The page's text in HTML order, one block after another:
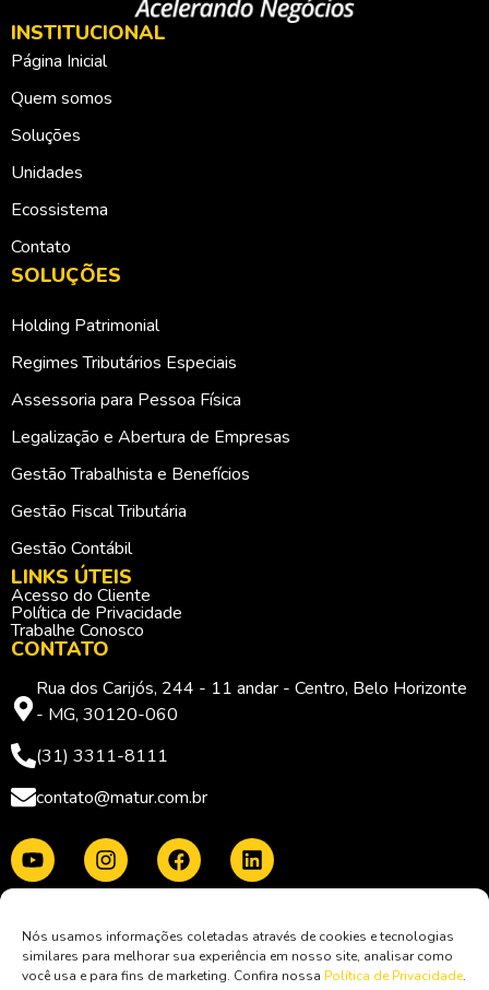
Nós usamos informações coletadas através de cookies e tecnologias
similares para melhorar sua experiência em nosso site, analisar como
você usa e para fins de marketing. Confira nossa Política de Privacidade.
INSTITUCIONAL
Página Inicial
Quem somos
Soluções
Unidades
Ecossistema
Contato
SOLUÇÕES
Holding Patrimonial
Regimes Tributários Especiais
Assessoria para Pessoa Física
Legalização e Abertura de Empresas
Gestão Trabalhista e Benefícios
Gestão Fiscal Tributária
Gestão Contábil
LINKS ÚTEIS
Acesso do Cliente
Política de Privacidade
Trabalhe Conosco
CONTATO
Rua dos Carijós, 244 - 11 andar - Centro, Belo Horizonte
- MG, 30120-060
(31) 3311-8111
contato@matur.com.br